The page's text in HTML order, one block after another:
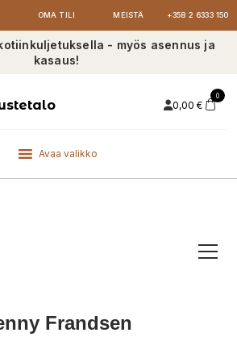
OMA TILI MEISTÄ +358 2 6333 150
- myös asennus ja
kasaus!
0,00 €
0
Avaa valikko
Frandsen